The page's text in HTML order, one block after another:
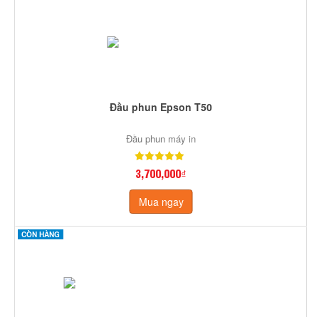
Đầu phun Epson T50
Đầu phun máy in
3,700,000₫
Mua ngay
CÒN HÀNG